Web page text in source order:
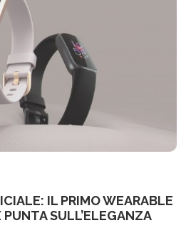
IL PRIMO WEARABLE
PUNTA SULL’ELEGANZA